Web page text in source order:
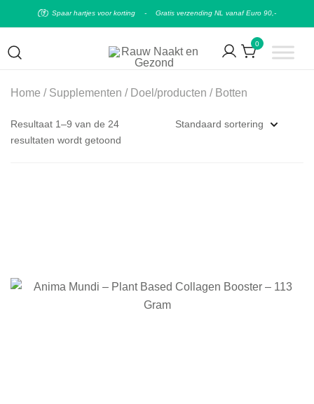
Spaar hartjes voor korting - Gratis verzending NL vanaf Euro 90,-
0
Home / Supplementen / Doel/producten / Botten
Resultaat 1–9 van de 24
resultaten wordt getoond